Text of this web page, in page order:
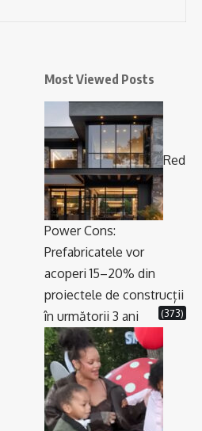
Most Viewed Posts
Red
Power Cons:
Prefabricatele vor
acoperi 15–20% din
proiectele de construcții
în următorii 3 ani
(373)